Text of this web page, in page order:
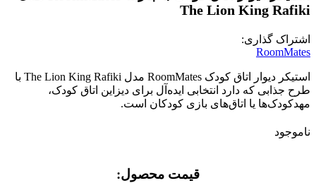
The Lion King Rafiki
اشتراک گذاری:
RoomMates
استیکر دیوار اتاق کودک RoomMates مدل The Lion King Rafiki با
طرح جذابی که دارد انتخابی ایده‌آل برای دیزاین اتاق کودک،
مهدکودک‌ها یا اتاق‌های بازی کودکان است.
ناموجود
قیمت محصول:​